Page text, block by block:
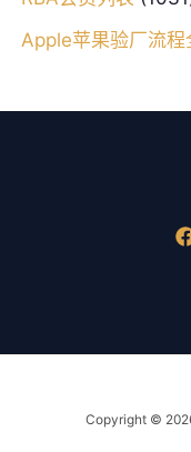
Apple苹果验厂流程
Copyright ©